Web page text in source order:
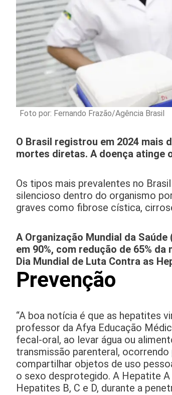
Foto por: Fernando Frazão/Agência Brasil
O Brasil registrou em 2024 mais
mortes diretas. A doença atinge
Os tipos mais prevalentes no
silencioso dentro do organismo
graves como fibrose cística,
A Organização Mundial da
em 90%, com redução de 65%
Dia Mundial de Luta Contra as
Prevenção
“A boa notícia é que as hepatites
professor da Afya Educação
fecal-oral, ao levar água ou
transmissão parenteral,
compartilhar objetos de uso
o sexo desprotegido. A Hepatite
Hepatites B, C e D, durante a